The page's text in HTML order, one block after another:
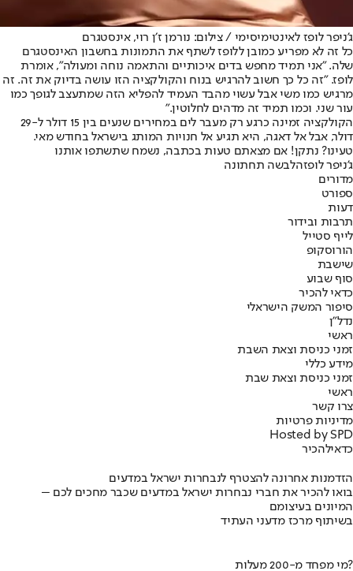
ג'ניפר לופז לאינטימיסימי / צילום: נורמן ז׳ן רוי, אינסטגרם
כל זה לא מפריע כמובן ללופז לשתף את התמונות בחשבון האינסטגרם
שלה. "אני תמיד מחפש בדים איכותיים והתאמה נוחה ומעולה", אומרת
לופז. "זה כל כך חשוב להרגיש בנוח והקולקציה הזו עושה בדיוק את זה. זה
מרגיש כמו משי אבל עשוי מהבד העמיד להפליא הזה שמתעצב לגופך כמו
עור שני. וכמו תמיד זה מדהים לחלוטין."
הקולקציה זמינה כרגע רק מעבר לים במחירים שנעים בין 15 דולר ל-29
דולר, אבל אל דאגה, היא תגיע אל חנויות המותג בישראל בחודש מאי.
טעינו? נתקן! אם מצאתם טעות בכתבה, נשמח שתשתפו אותנו
ג'ניפר לופזהלבשה תחתונה
מדורים
ספורט
דעות
תרבות ובידור
לייף סטייל
הורוסקופ
שישבת
סוף שבוע
כדאי להכיר
סיפור המשק הישראלי
נדל"ן
ראשי
זמני כניסת וצאת השבת
מידע כללי
זמני כניסת וצאת שבת
ראשי
צרו קשר
מדיניות פרטיות
Hosted by SPD
כדאילהכיר
הזדמנות אחרונה להצטרף לנבחרות ישראל במדעים
בואו להכיר את חברי נבחרות ישראל במדעים שכבר מחכים לכם –
המיונים בעיצומם
בשיתוף מרכז מדעני העתיד
מי מפחד מ-200 מעלות?